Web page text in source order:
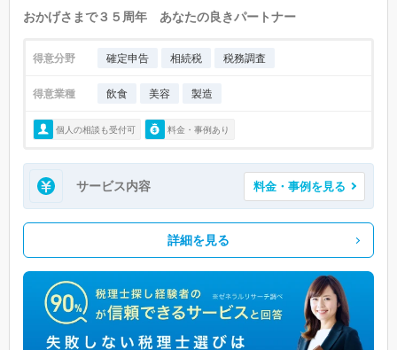
おかげさまで３５周年 あなたの良きパートナー
得意分野 確定申告 相続税 税務調査
得意業種 飲食 美容 製造
個人の相談も受付可 料金・事例あり
サービス内容 料金・事例を見る
詳細を見る